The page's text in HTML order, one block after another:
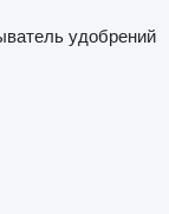
удобрений